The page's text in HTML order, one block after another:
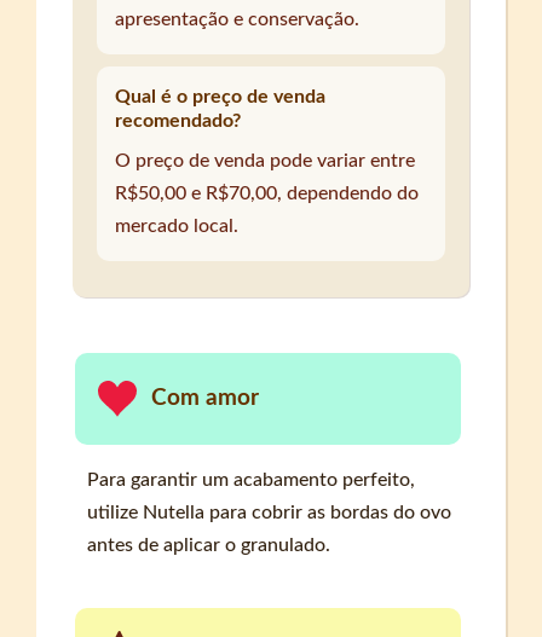
apresentação e conservação.
Qual é o preço de venda
recomendado?
O preço de venda pode variar entre
R$50,00 e R$70,00, dependendo do
mercado local.
Com amor
Para garantir um acabamento perfeito,
utilize Nutella para cobrir as bordas do ovo
antes de aplicar o granulado.